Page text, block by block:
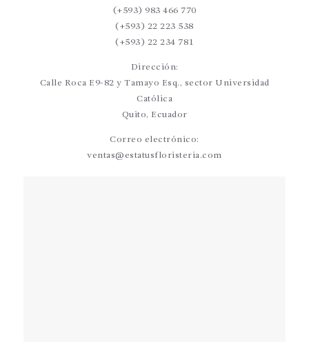
(+593) 983 466 770
(+593) 22 223 538
(+593) 22 234 781
Dirección:
Calle Roca E9-82 y Tamayo Esq., sector Universidad
Católica
Quito, Ecuador
Correo electrónico:
ventas@estatusfloristeria.com